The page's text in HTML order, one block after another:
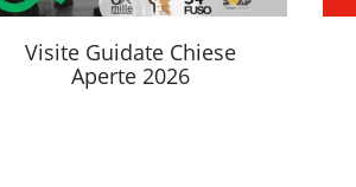
Visite Guidate Chiese
Aperte 2026